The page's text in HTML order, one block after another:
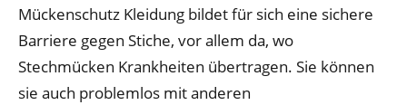
Mückenschutz Kleidung bildet für sich eine sichere
Barriere gegen Stiche, vor allem da, wo
Stechmücken Krankheiten übertragen. Sie können
sie auch problemlos mit anderen